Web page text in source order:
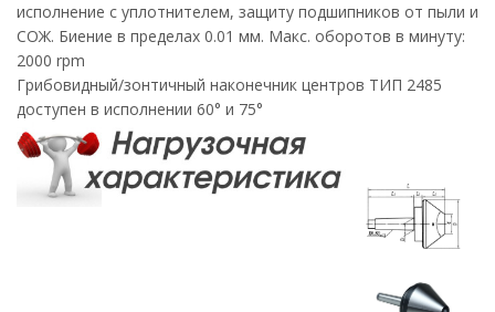
исполнение с уплотнителем, защиту подшипников от пыли и
СОЖ. Биение в пределах 0.01 мм. Макс. оборотов в минуту:
2000 rpm
Грибовидный/зонтичный наконечник центров ТИП 2485
доступен в исполнении 60° и 75°